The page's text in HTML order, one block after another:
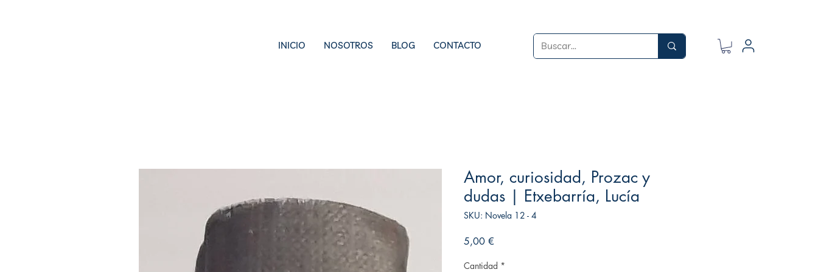
INICIO NOSOTROS BLOG CONTACTO
Amor, curiosidad, Prozac y
dudas | Etxebarría, Lucía
SKU: Novela 12 - 4
5,00 €
Cantidad *